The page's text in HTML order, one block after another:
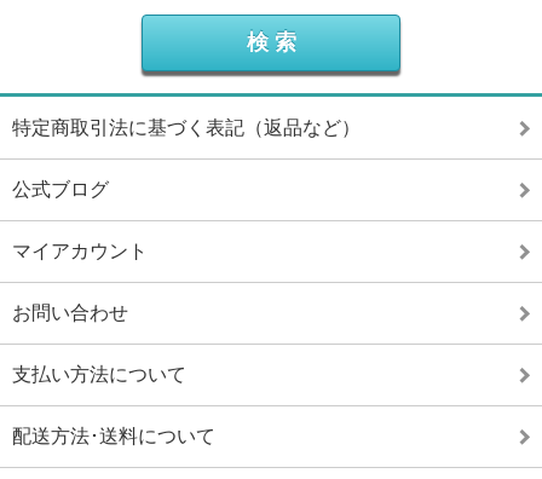
特定商取引法に基づく表記（返品など）
公式ブログ
マイアカウント
お問い合わせ
支払い方法について
配送方法･送料について